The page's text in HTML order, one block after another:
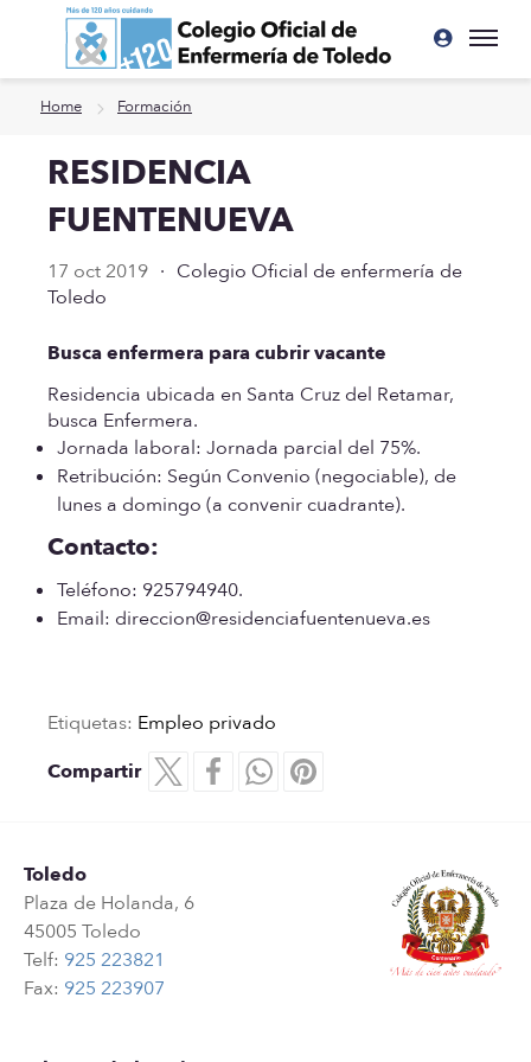
Ir a contenido principal
Home Formación
RESIDENCIA
FUENTENUEVA
17 oct 2019 · Colegio Oficial de enfermería de
Toledo
Busca enfermera para cubrir vacante
Residencia ubicada en Santa Cruz del Retamar,
busca Enfermera.
Jornada laboral: Jornada parcial del 75%.
Retribución: Según Convenio (negociable), de
lunes a domingo (a convenir cuadrante).
Contacto:
Teléfono: 925794940.
Email: direccion@residenciafuentenueva.es
Etiquetas: Empleo privado
Compartir
Toledo
Plaza de Holanda, 6
45005 Toledo
Telf: 925 223821
Fax: 925 223907